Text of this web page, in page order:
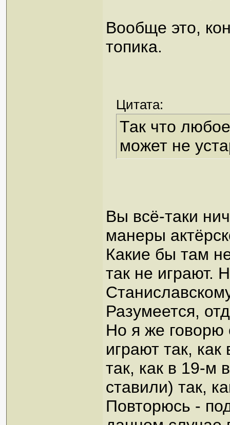
Вообще это,
топика.
Цитата:
Так что
может не
Вы всё-таки
манеры
Какие бы там
так не играют.
Разумеется,
Но я же
играют так,
так, как в 19-м
ставили) так,
Повторюсь -